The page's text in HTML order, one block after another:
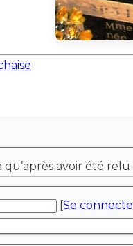
avoir été
[Se